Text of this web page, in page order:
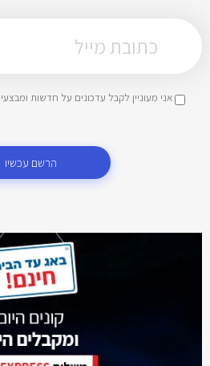
אני מעוניין לקבל עדכונים על חדשות
הרשם עכשיו